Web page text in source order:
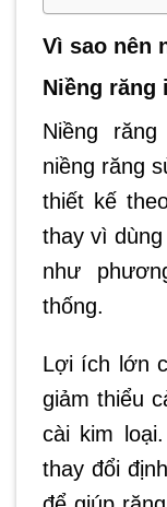
Vì sao nên
Niềng răng
Niềng
niềng răng
thiết kế
thay vì
như
thống.
Lợi ích lớn
giảm thiểu
cài kim
thay đổi